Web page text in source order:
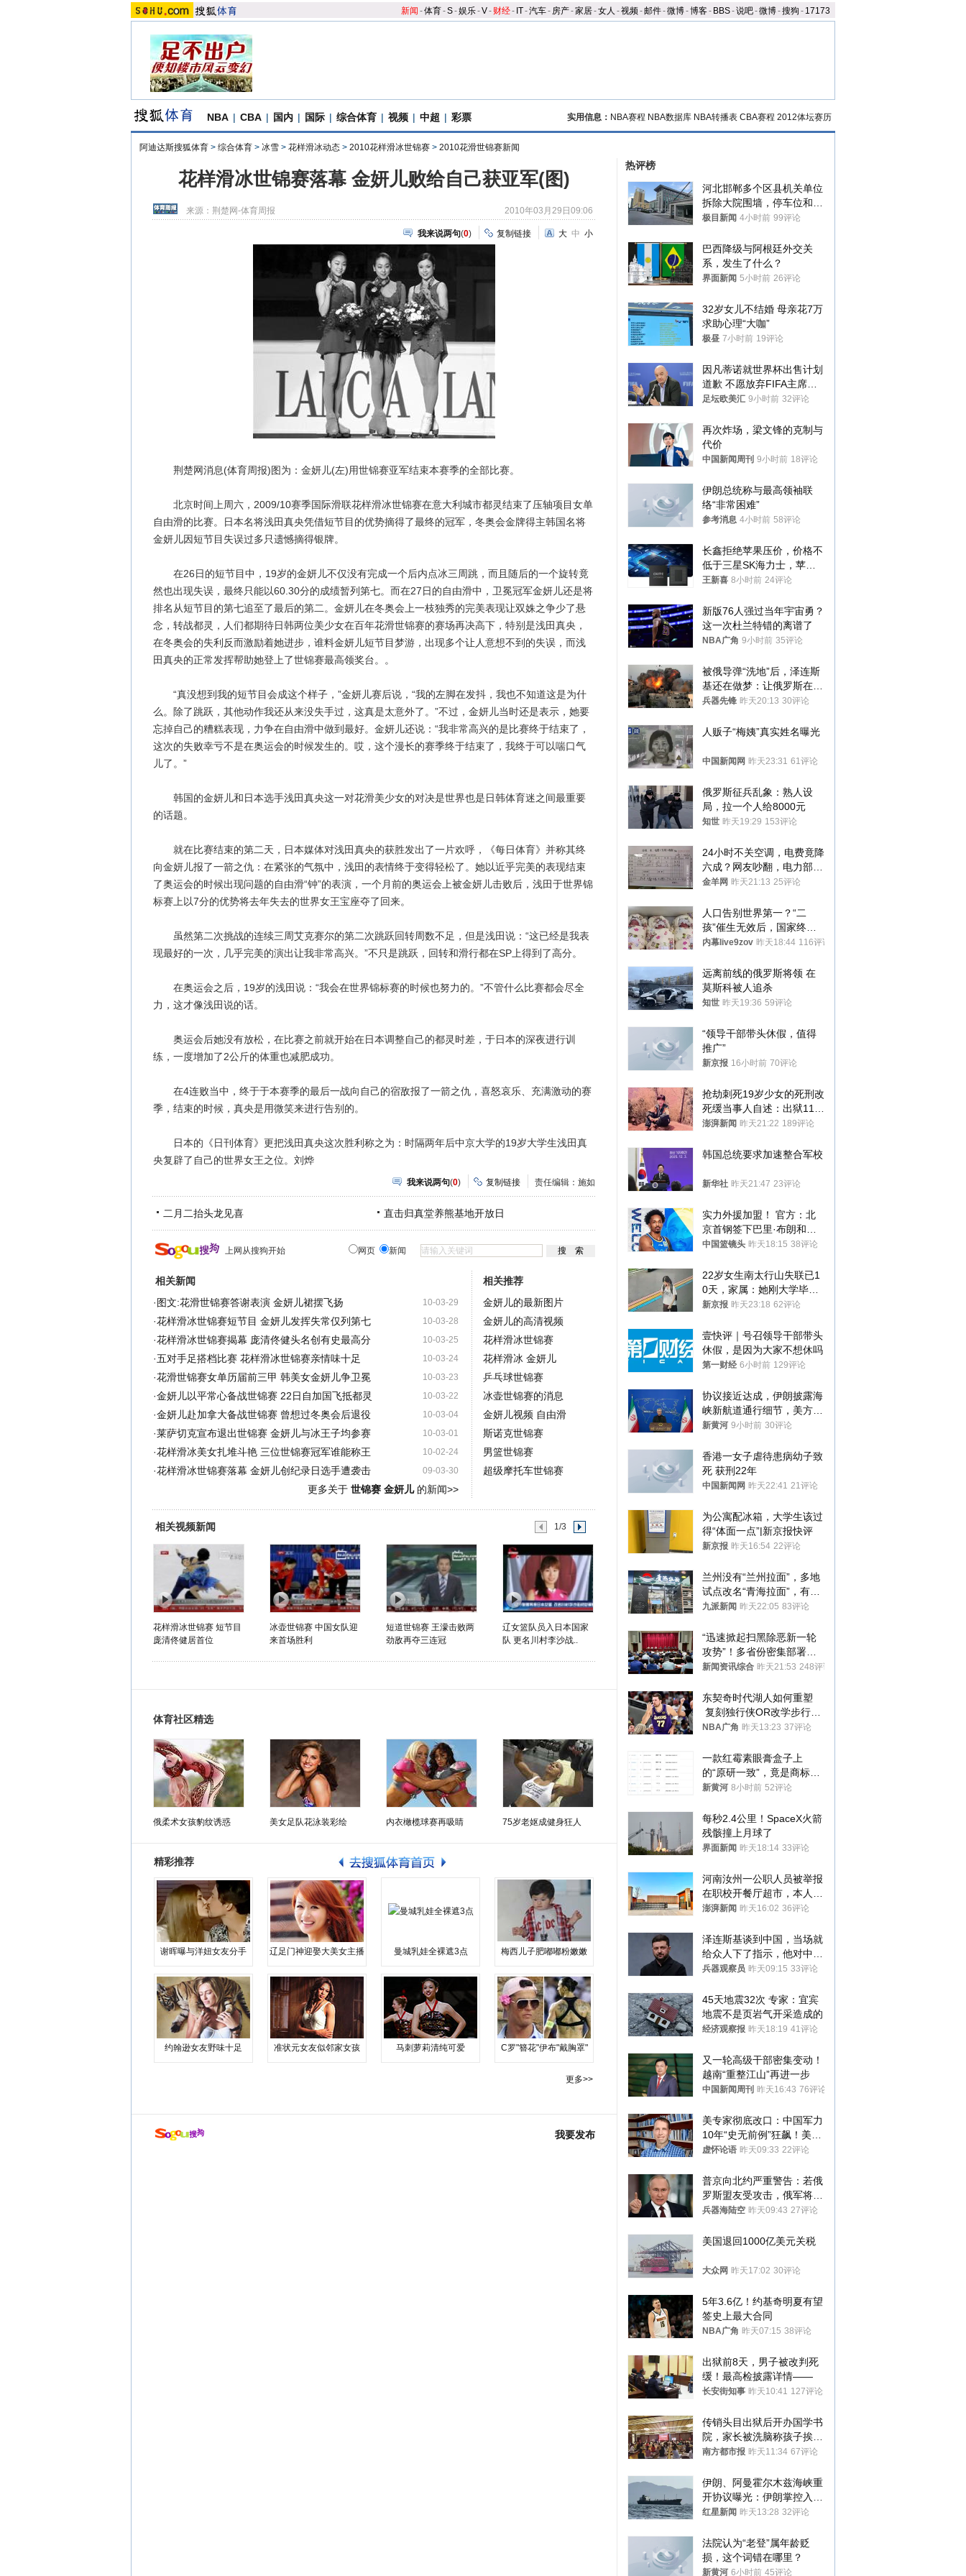
新闻 -体育-S-娱乐-V- 财经- IT-汽车- 房产-家居-女人 -视频-邮件-微博-博客- BBS-说吧-微博-搜狗 - 17173
NBA | CBA | 国内 | 国际 | 综合体育 | 视频 | 中超 | 彩票 实用信息： NBA赛程 NBA数据库 NBA转播表 CBA赛程 2012体坛赛历
阿迪达斯搜狐体育 > 综合体育 > 冰雪 > 花样滑冰动态 > 2010花样滑冰世锦赛 > 2010花滑世锦赛新闻
花样滑冰世锦赛落幕 金妍儿败给自己获亚军(图)
来源： 荆楚网-体育周报 2010年03月29日09:06
我来说两句(0) 复制链接 大 中 小
荆楚网消息(体育周报)图为：金妍儿(左)用世锦赛亚军结束本赛季的全部比赛。
北京时间上周六，2009/10赛季国际滑联花样滑冰世锦赛在意大利城市都灵结束了压轴项目女单
自由滑的比赛。日本名将浅田真央凭借短节目的优势摘得了最终的冠军，冬奥会金牌得主韩国名将
金妍儿因短节目失误过多只遗憾摘得银牌。
在26日的短节目中，19岁的金妍儿不仅没有完成一个后内点冰三周跳，而且随后的一个旋转竟
然也出现失误，最终只能以60.30分的成绩暂列第七。而在27日的自由滑中，卫冕冠军金妍儿还是将
排名从短节目的第七追至了最后的第二。金妍儿在冬奥会上一枝独秀的完美表现让双姝之争少了悬
念，转战都灵，人们都期待日韩两位美少女在百年花滑世锦赛的赛场再决高下，特别是浅田真央，
在冬奥会的失利反而激励着她进步，谁料金妍儿短节目梦游，出现多个让人意想不到的失误，而浅
田真央的正常发挥帮助她登上了世锦赛最高领奖台。。
“真没想到我的短节目会成这个样子，”金妍儿赛后说，“我的左脚在发抖，我也不知道这是为什
么。除了跳跃，其他动作我还从来没失手过，这真是太意外了。”不过，金妍儿当时还是表示，她要
忘掉自己的糟糕表现，力争在自由滑中做到最好。金妍儿还说：“我非常高兴的是比赛终于结束了，
这次的失败幸亏不是在奥运会的时候发生的。哎，这个漫长的赛季终于结束了，我终于可以喘口气
儿了。”
韩国的金妍儿和日本选手浅田真央这一对花滑美少女的对决是世界也是日韩体育迷之间最重要
的话题。
就在比赛结束的第二天，日本媒体对浅田真央的获胜发出了一片欢呼，《每日体育》并称其终
向金妍儿报了一箭之仇：在紧张的气氛中，浅田的表情终于变得轻松了。她以近乎完美的表现结束
了奥运会的时候出现问题的自由滑“钟”的表演，一个月前的奥运会上被金妍儿击败后，浅田于世界锦
标赛上以7分的优势将去年失去的世界女王宝座夺了回来。
虽然第二次挑战的连续三周艾克赛尔的第二次跳跃回转周数不足，但是浅田说：“这已经是我表
现最好的一次，几乎完美的演出让我非常高兴。”不只是跳跃，回转和滑行都在SP上得到了高分。
在奥运会之后，19岁的浅田说：“我会在世界锦标赛的时候也努力的。”不管什么比赛都会尽全
力，这才像浅田说的话。
奥运会后她没有放松，在比赛之前就开始在日本调整自己的都灵时差，于日本的深夜进行训
练，一度增加了2公斤的体重也减肥成功。
在4连败当中，终于于本赛季的最后一战向自己的宿敌报了一箭之仇，喜怒哀乐、充满激动的赛
季，结束的时候，真央是用微笑来进行告别的。
日本的《日刊体育》更把浅田真央这次胜利称之为：时隔两年后中京大学的19岁大学生浅田真
央复辟了自己的世界女王之位。刘烨
我来说两句(0) 复制链接 责任编辑：施如
二月二抬头龙见喜 直击归真堂养熊基地开放日
上网从搜狗开始 网页 新闻
相关新闻
10-03-29
· 图文:花滑世锦赛答谢表演 金妍儿裙摆飞扬
10-03-28
·花样滑冰世锦赛短节目 金妍儿发挥失常仅列第七
10-03-25
·花样滑冰世锦赛揭幕 庞清佟健头名创有史最高分
10-03-24
·五对手足搭档比赛 花样滑冰世锦赛亲情味十足
10-03-23
·花滑世锦赛女单历届前三甲 韩美女金妍儿争卫冕
10-03-22
·金妍儿以平常心备战世锦赛 22日自加国飞抵都灵
10-03-04
·金妍儿赴加拿大备战世锦赛 曾想过冬奥会后退役
10-03-01
·莱萨切克宣布退出世锦赛 金妍儿与冰王子均参赛
10-02-24
·花样滑冰美女扎堆斗艳 三位世锦赛冠军谁能称王
09-03-30
·花样滑冰世锦赛落幕 金妍儿创纪录日选手遭袭击
更多关于 世锦赛 金妍儿的新闻>>
相关推荐
金妍儿的最新图片
金妍儿的高清视频
花样滑冰世锦赛
花样滑冰 金妍儿
乒乓球世锦赛
冰壶世锦赛的消息
金妍儿视频 自由滑
斯诺克世锦赛
男篮世锦赛
超级摩托车世锦赛
相关视频新闻 1/3
花样滑冰世锦赛 短节目
庞清佟健居首位
冰壶世锦赛 中国女队迎
来首场胜利
短道世锦赛 王濛击败两
劲敌再夺三连冠
辽女篮队员入日本国家
队 更名川村李沙战..
体育社区精选
俄柔术女孩豹纹诱惑 美女足队花泳装彩绘 内衣橄榄球赛再吸睛 75岁老妪成健身狂人
精彩推荐
谢晖曝与洋妞女友分手 辽足门神迎娶大美女主播 曼城乳娃全裸遮3点 梅西儿子肥嘟嘟粉嫩嫩
约翰逊女友野味十足 准状元女友似邻家女孩 马刺萝莉清纯可爱 C罗"簪花"伊布"戴胸罩"
更多>>
我要发布
热评榜
河北邯郸多个区县机关单位
拆除大院围墙，停车位和厕
所免费开放，当地多部门回
极目新闻 4小时前 99评论
巴西降级与阿根廷外交关
系，发生了什么？
界面新闻 5小时前 26评论
32岁女儿不结婚 母亲花7万
求助心理“大咖”
极昼 7小时前 19评论
因凡蒂诺就世界杯出售计划
道歉 不愿放弃FIFA主席职
位
足坛欧美汇 9小时前 32评论
再次炸场，梁文锋的克制与
代价
中国新闻周刊 9小时前 18评论
伊朗总统称与最高领袖联
络“非常困难”
参考消息 4小时前 58评论
长鑫拒绝苹果压价，价格不
低于三星SK海力士，苹果
失去了议价权
王新喜 8小时前 24评论
新版76人强过当年宇宙勇？
这一次杜兰特错的离谱了
NBA广角 9小时前 35评论
被俄导弹“洗地”后，泽连斯
基还在做梦：让俄罗斯在冬
季前求和？
兵器先锋 昨天20:13 30评论
人贩子“梅姨”真实姓名曝光
中国新闻网 昨天23:31 61评论
俄罗斯征兵乱象：熟人设
局，拉一个人给8000元
知世 昨天19:29 153评论
24小时不关空调，电费竟降
六成？网友吵翻，电力部门
回应→
金羊网 昨天21:13 25评论
人口告别世界第一？“二
孩”催生无效后，国家终于
向住房出手了！
内幕live9zov 昨天18:44 116评论
远离前线的俄罗斯将领 在
莫斯科被人追杀
知世 昨天19:36 59评论
“领导干部带头休假，值得
推广”
新京报 16小时前 70评论
抢劫刺死19岁少女的死刑改
死缓当事人自述：出狱11年
间始终刻意躲避被害人家属
澎湃新闻 昨天21:22 189评论
韩国总统要求加速整合军校
新华社 昨天21:47 23评论
实力外援加盟！ 官方：北
京首钢签下巴里·布朗和桑
普森
中国篮镜头 昨天18:15 38评论
22岁女生南太行山失联已1
0天，家属：她刚大学毕业
想到山里旅行
新京报 昨天23:18 62评论
壹快评｜号召领导干部带头
休假，是因为大家不想休吗
第一财经 6小时前 129评论
协议接近达成，伊朗披露海
峡新航道通行细节，美方再
提“倒计时”
新黄河 9小时前 30评论
香港一女子虐待患病幼子致
死 获刑22年
中国新闻网 昨天22:41 21评论
为公寓配冰箱，大学生该过
得“体面一点”|新京报快评
新京报 昨天16:54 22评论
兰州没有“兰州拉面”，多地
试点改名“青海拉面”，有商
家改名已两年
九派新闻 昨天22:05 83评论
“迅速掀起扫黑除恶新一轮
攻势”！多省份密集部署，
公布举报方式
新闻资讯综合 昨天21:53 248评论
东契奇时代湖人如何重塑
复刻独行侠OR改学步行
者？
NBA广角 昨天13:23 37评论
一款红霉素眼膏盒子上
的“原研一致”，竟是商标！
律师：极易误导消费者；网
新黄河 8小时前 52评论
每秒2.4公里！SpaceX火箭
残骸撞上月球了
界面新闻 昨天18:14 33评论
河南汝州一公职人员被举报
在职校开餐厅超市，本人回
应称“是给别人帮忙”
澎湃新闻 昨天16:02 36评论
泽连斯基谈到中国，当场就
给众人下了指示，他对中国
和中乌关系，显然又有了新
兵器观察员 昨天09:15 33评论
45天地震32次 专家：宜宾
地震不是页岩气开采造成的
经济观察报 昨天18:19 41评论
又一轮高级干部密集变动！
越南“重整江山”再进一步
中国新闻周刊 昨天16:43 76评论
美专家彻底改口：中国军力
10年“史无前例”狂飙！美军
真慌了
虚怀论语 昨天09:33 22评论
普京向北约严重警告：若俄
罗斯盟友受攻击，俄军将动
用核武器保护
兵器海陆空 昨天09:43 27评论
美国退回1000亿美元关税
大众网 昨天17:02 30评论
5年3.6亿！约基奇明夏有望
签史上最大合同
NBA广角 昨天07:15 38评论
出狱前8天，男子被改判死
缓！最高检披露详情——
长安街知事 昨天10:41 127评论
传销头目出狱后开办国学书
院，家长被洗脑称孩子挨打
才有效果
南方都市报 昨天11:34 67评论
伊朗、阿曼霍尔木兹海峡重
开协议曝光：伊朗掌控入湾
航道，与阿曼平分“服务费”
红星新闻 昨天13:28 32评论
法院认为“老登”属年龄贬
损，这个词错在哪里？
新黄河 6小时前 45评论